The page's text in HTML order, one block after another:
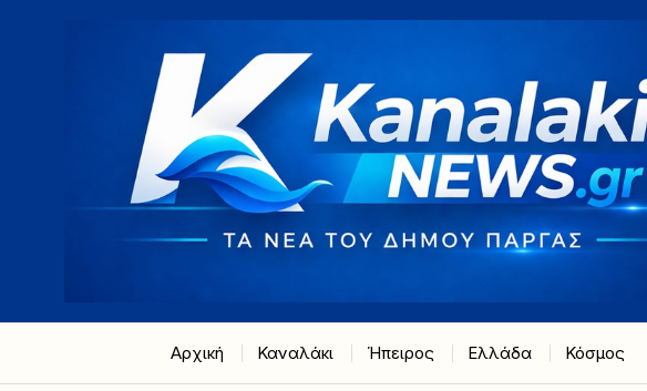
Αρχική Καναλάκι Ήπειρος Ελλάδα Κόσμος